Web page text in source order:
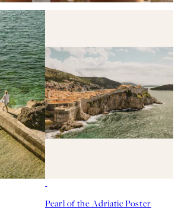
Pearl of the Adriatic Poster